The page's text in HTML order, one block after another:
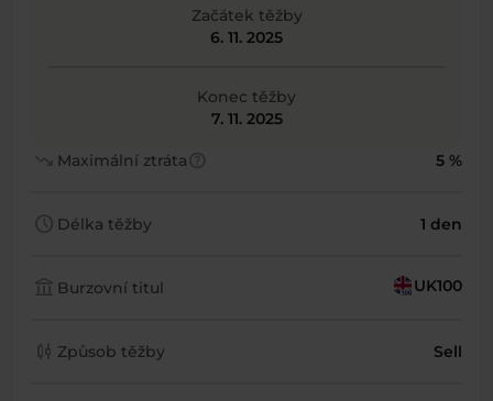
Začátek těžby
6. 11. 2025
Konec těžby
7. 11. 2025
trending_down Maximální ztrátahelp 5 %
schedule Délka těžby 1 den
account_balance Burzovní titul UK100
candlestick_chart Způsob těžby Sell